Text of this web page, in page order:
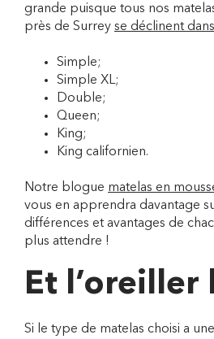
grande puisque tous nos
près de Surrey se déclinent
Simple;
Simple XL;
Double;
Queen;
King;
King californien.
Notre blogue matelas en
vous en apprendra davantage
différences et avantages de
plus attendre !
Et l’oreiller
Si le type de matelas choisi a